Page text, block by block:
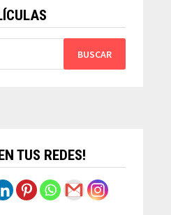
TUS REDES!